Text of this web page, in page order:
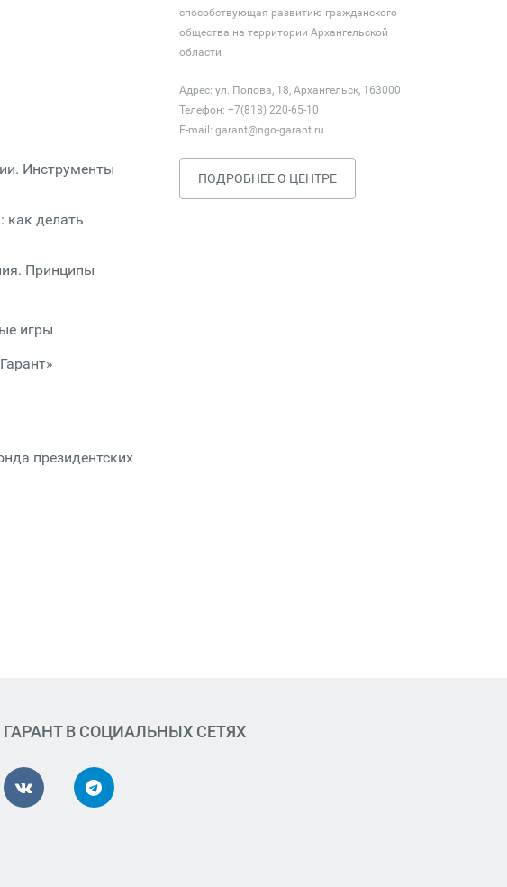
Инструменты
как делать
Принципы
игры
президентских
способствующая развитию гражданского
общества на территории Архангельской
области
Адрес: ул. Попова, 18, Архангельск, 163000
Телефон: +7(818) 220-65-10
E-mail: garant@ngo-garant.ru
ПОДРОБНЕЕ О ЦЕНТРЕ
ГАРАНТ В СОЦИАЛЬНЫХ СЕТЯХ